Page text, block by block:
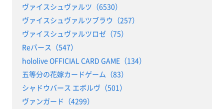
ヴァイスシュヴァルツ（6530）
ヴァイスシュヴァルツブラウ（257）
ヴァイスシュヴァルツロゼ（75）
Reバース（547）
hololive OFFICIAL CARD GAME（134）
五等分の花嫁カードゲーム（83）
シャドウバース エボルヴ（501）
ヴァンガード（4299）